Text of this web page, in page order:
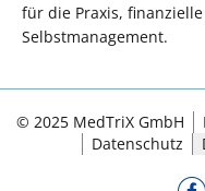
für die Praxis,
Selbstmanagement.
© 2025 MedTriX GmbH
Datenschutz